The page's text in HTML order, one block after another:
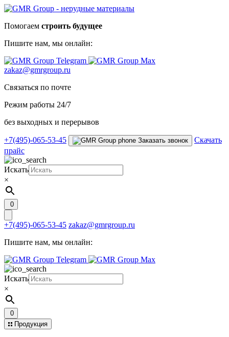
Помогаем строить будущее
Пишите нам, мы онлайн:
zakaz@gmrgroup.ru
Связаться по почте
Режим работы 24/7
без выходных и перерывов
+7(495)-065-53-45 Заказать звонок
Скачать
прайс
Искать
×
0
+7(495)-065-53-45 zakaz@gmrgroup.ru
Пишите нам, мы онлайн:
Искать
×
0
Продукция